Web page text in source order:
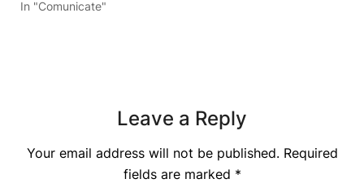
In "Comunicate"
Leave a Reply
Your email address will not be published. Required
fields are marked *